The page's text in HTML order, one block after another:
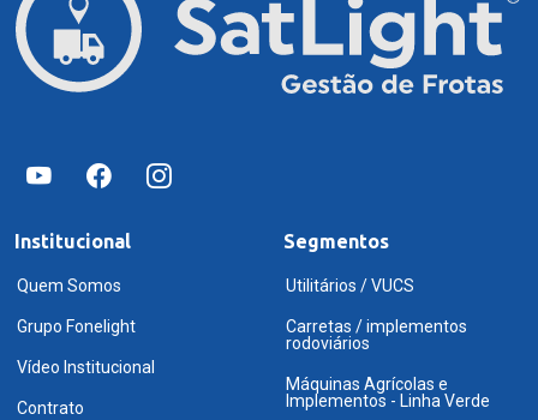
Institucional
Quem Somos
Grupo Fonelight
Vídeo Institucional
Contrato
Segmentos
Utilitários / VUCS
Carretas / implementos
rodoviários
Máquinas Agrícolas e
Implementos - Linha Verde